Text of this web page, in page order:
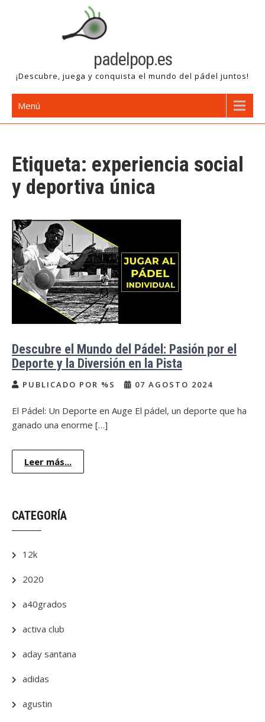
padelpop.es
¡Descubre, juega y conquista el mundo del pádel juntos!
Menú
Etiqueta: experiencia social
y deportiva única
Descubre el Mundo del Pádel: Pasión por el
Deporte y la Diversión en la Pista
PUBLICADO POR %S 07 AGOSTO 2024
El Pádel: Un Deporte en Auge El pádel, un deporte que ha
ganado una enorme […]
Leer más...
CATEGORÍA
12k
2020
a40grados
activa club
aday santana
adidas
agustin